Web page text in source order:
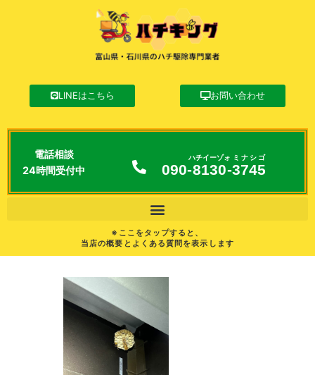
LINEはこちら お問い合わせ
電話相談
24時間受付中
090-8130
ハチイーゾォ
-3745
ミナシゴ
※ここをタップすると、
当店の概要とよくある質問を表示します